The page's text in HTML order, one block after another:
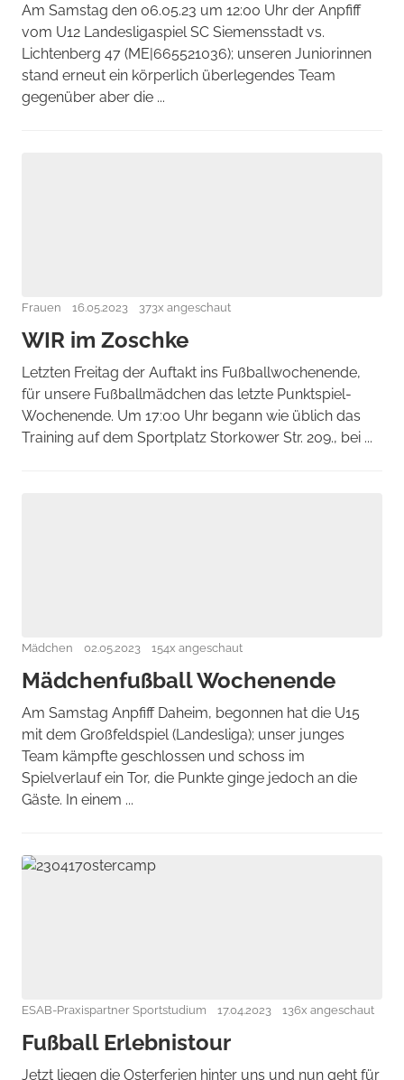
Am Samstag den 06.05.23 um 12:00 Uhr der Anpfiff
vom U12 Landesligaspiel SC Siemensstadt vs.
Lichtenberg 47 (ME|665521036); unseren Juniorinnen
stand erneut ein körperlich überlegendes Team
gegenüber aber die ...
Frauen 16.05.2023 373x angeschaut
WIR im Zoschke
Letzten Freitag der Auftakt ins Fußballwochenende,
für unsere Fußballmädchen das letzte Punktspiel-
Wochenende. Um 17:00 Uhr begann wie üblich das
Training auf dem Sportplatz Storkower Str. 209., bei ...
Mädchen 02.05.2023 154x angeschaut
Mädchenfußball Wochenende
Am Samstag Anpfiff Daheim, begonnen hat die U15
mit dem Großfeldspiel (Landesliga); unser junges
Team kämpfte geschlossen und schoss im
Spielverlauf ein Tor, die Punkte ginge jedoch an die
Gäste. In einem ...
ESAB-Praxispartner Sportstudium 17.04.2023 136x angeschaut
Fußball Erlebnistour
Jetzt liegen die Osterferien hinter uns und nun geht für